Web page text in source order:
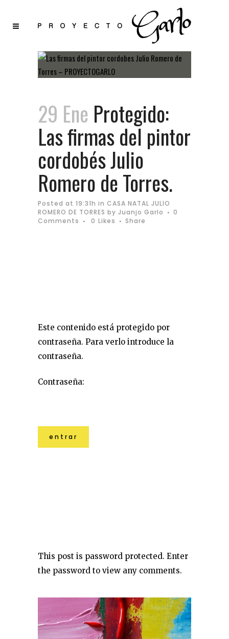
29 Ene Protegido:
Las firmas del pintor
cordobés Julio
Romero de Torres.
Posted at 19:31h in CASA NATAL JULIO
ROMERO DE TORRES by Juanjo Garlo
0
Comments
0 Likes Share
Este contenido está protegido por
contraseña. Para verlo introduce la
contraseña.
Contraseña:
This post is password protected. Enter
the password to view any comments.